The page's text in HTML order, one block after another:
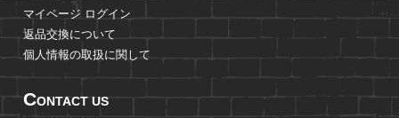
マイページ ログイン
返品交換について
個人情報の取扱に関して
CONTACT US